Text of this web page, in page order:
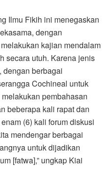
Ilmu Fikih ini menegaskan
dengan
melakukan kajian mendalam
secara utuh. Karena jenis
dengan berbagai
Cochineal untuk
pembahasan
beberapa kali rapat dan
(6) kali forum diskusi
mendengar berbagai
untuk dijadikan
[fatwa],” ungkap Kiai